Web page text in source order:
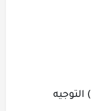
غيل بن يمين ( حضرموت21 ) التوجيه